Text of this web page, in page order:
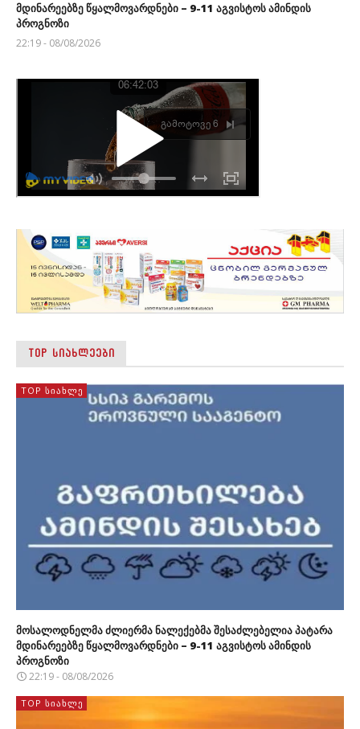
მდინარეებზე წყალმოვარდნები – 9-11 აგვისტოს ამინდის
პროგნოზი
22:19 - 08/08/2026
TOP ᲡᲘᲐᲮᲚᲔᲔᲑᲘ
TOP ᲡᲘᲐᲮᲚᲔ
მოსალოდნელმა ძლიერმა ნალექებმა შესაძლებელია პატარა
მდინარეებზე წყალმოვარდნები – 9-11 აგვისტოს ამინდის
პროგნოზი
22:19 - 08/08/2026
TOP ᲡᲘᲐᲮᲚᲔ